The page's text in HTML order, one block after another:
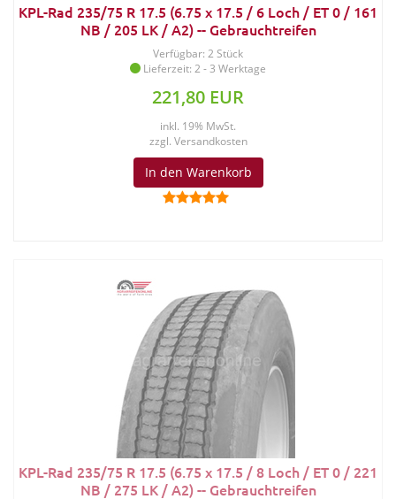
KPL-Rad 235/75 R 17.5 (6.75 x 17.5 / 6 Loch / ET 0 / 161
NB / 205 LK / A2) -- Gebrauchtreifen
Verfügbar: 2 Stück
Lieferzeit: 2 - 3 Werktage
221,80 EUR
inkl. 19% MwSt.
zzgl. Versandkosten
In den Warenkorb
KPL-Rad 235/75 R 17.5 (6.75 x 17.5 / 8 Loch / ET 0 / 221
NB / 275 LK / A2) -- Gebrauchtreifen